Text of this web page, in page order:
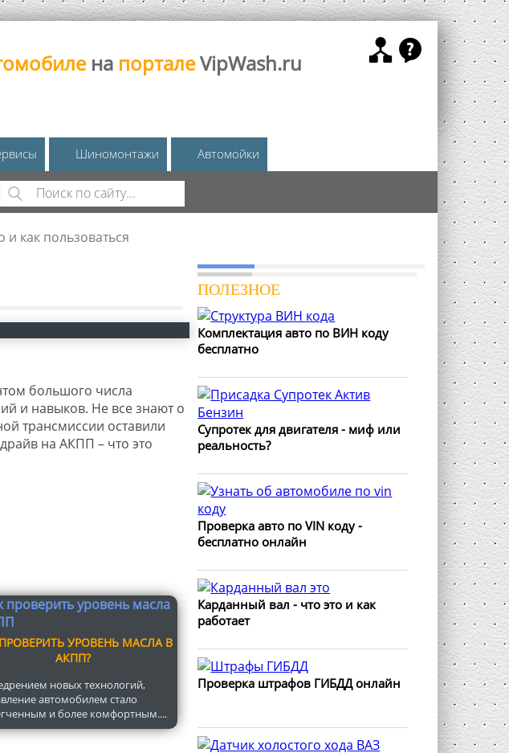
на порталеVipWash.ru
Шиномонтажи Автомойки
ФОРМА ПОИСКА
Поиск
как пользоваться
большого числа
и навыков. Не все знают о
трансмиссии оставили
на АКПП – что это
УРОВЕНЬ МАСЛА В
АКПП?
новых технологий,
автомобилем стало
и более комфортным....
ПОЛЕЗНОЕ
Комплектация авто по ВИН коду
бесплатно
Супротек для двигателя - миф или
реальность?
Проверка авто по VIN коду -
бесплатно онлайн
Карданный вал - что это и как
работает
Проверка штрафов ГИБДД онлайн